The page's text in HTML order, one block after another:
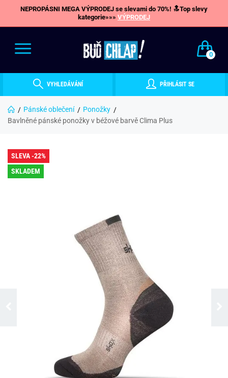
NEPROPÁSNI MEGA VÝPRODEJ se slevami do 70%! 🔝Top slevy
kategorie»»» VÝPRODEJ
0
VYHLEDÁVÁNÍ PŘIHLÁSIT SE
Pánské oblečení
Ponožky
Bavlněné pánské ponožky v béžové barvě Clima Plus
SLEVA -22%
SKLADEM